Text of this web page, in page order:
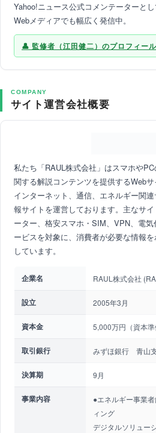
Yahoo!ニュース公式コメンテーターと
Webメディアでも幅広く発信中。
監修者（江田健二）のプロフィー
COMPANY
サイト運営会社概要
私たち「RAUL株式会社」はスマホや
関する解説コンテンツを提供するWebサ
インターネット、通信、エネルギー関
報サイトを運営しております。主なサ
ーター、格安スマホ・SIM、VPN、電
ービスを対象に、消費者が必要な情報
しています。
企業名 RAUL株式会社
設立 2005年3月
資本金 5,000万円（資本準
取引銀行 みずほ銀行 青山
決算期 9月
事業内容
●エネルギー事業
ィング
デジタルソリュー